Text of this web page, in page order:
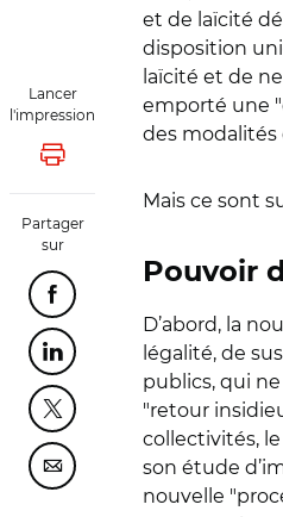
Lancer
l'impression
Lancer l'impression
Partager
sur
Partager cette page sur
Partager cette page sur
Partager cette page sur
Partager cette page sur
et de laïcité
disposition
laïcité et de
emporté une
des modalités
Mais ce sont
Pouvoir
D’abord, la
légalité, de
publics, qui
"retour
collectivités,
son étude
nouvelle